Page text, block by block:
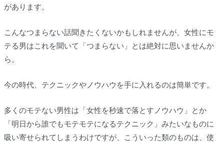
があります。
こんなつまらない話聞きたくないかもしれませんが、女性にモ
テる男はこれを聞いて「つまらない」とは絶対に思いませんか
ら。
今の時代、テクニックやノウハウを手に入れるのは簡単です。
多くのモテない男性は「女性を秒速で落とすノウハウ」とか
「明日から誰でもモテモテになるテクニック」みたいなものに
吸い寄せられてしまうわけですが、こういった類のものは、使